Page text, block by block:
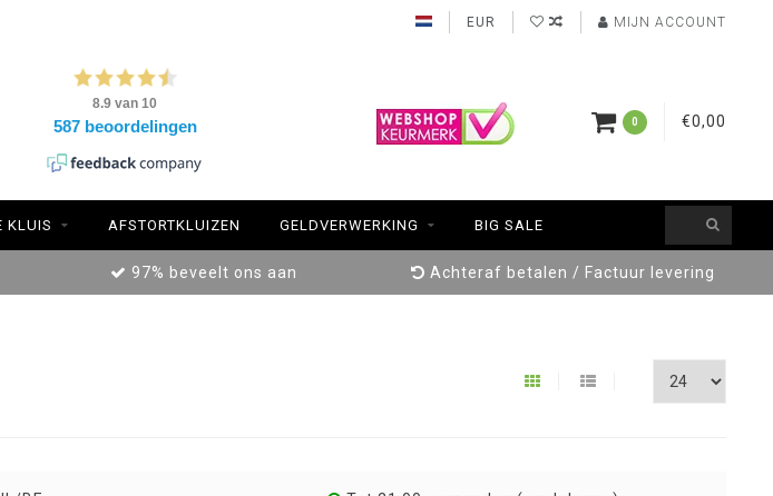
EUR MIJN ACCOUNT
0 €0,00
KLUIS AFSTORTKLUIZEN GELDVERWERKING BIG SALE
97% beveelt ons aan Achteraf betalen / Factuur levering